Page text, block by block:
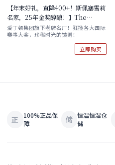
【年末好礼，直降400+！斯佩塞雪莉
名家，25年金奖醇酿！】The
Glenrothes 格兰路思25年斯贝赛单
一麦芽威士忌 700ml 礼盒装
爱丁顿集团旗下老牌名厂！狂揽各大国际
赛事大奖，珍稀时光的馈赠！
立即购买
正
100%正品保
障
储 恒温恒湿仓
储